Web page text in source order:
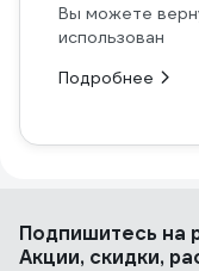
Вы можете
использован
Подробнее
Подпишитесь на
Акции, скидки,